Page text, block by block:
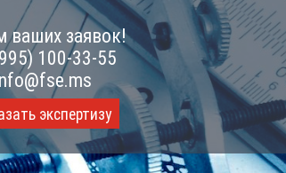
ваших заявок!
100-33-55
экспертизу